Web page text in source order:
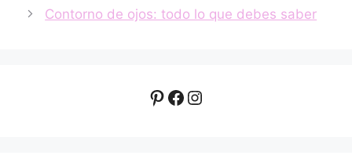
Contorno de ojos: todo lo que debes saber
Pinterest
Facebook
Instagram